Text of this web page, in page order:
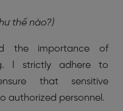
thế nào?)
the importance of
I strictly adhere to
that sensitive
authorized personnel.